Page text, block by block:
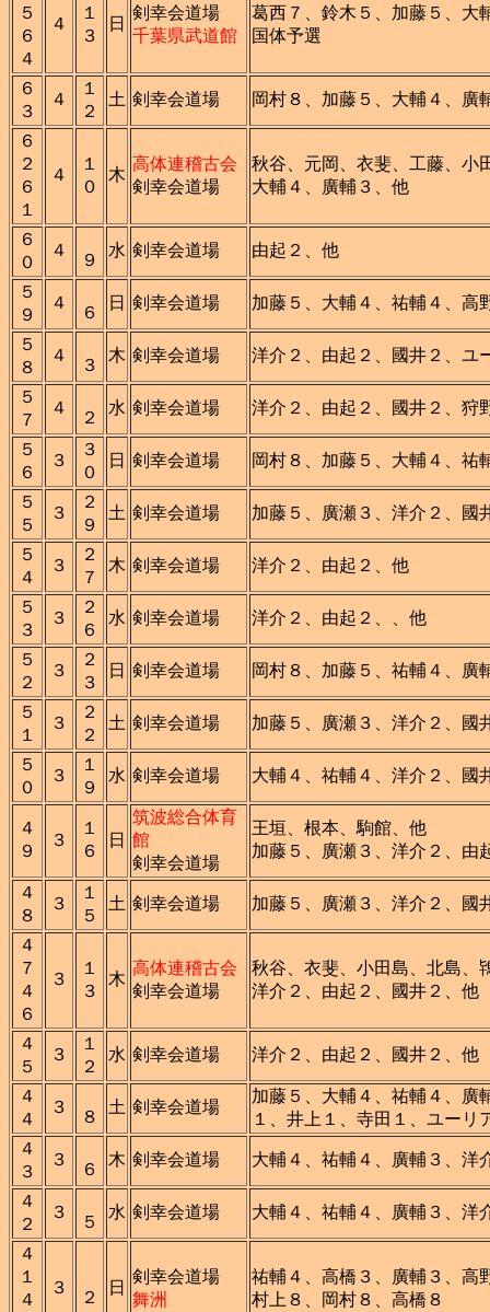
５
６
４
４
１
３
日
剣幸会道場
千葉県武道館
葛西７、鈴木５、加藤５、大
国体予選
６
３
４
１
２
土 剣幸会道場 岡村８、加藤５、大輔４、廣
６
２
６
１
４
１
０
木
高体連稽古会
剣幸会道場
秋谷、元岡、衣斐、工藤、小
大輔４、廣輔３、他
６
０
４
９
水 剣幸会道場 由起２、他
５
９
４
６
日 剣幸会道場 加藤５、大輔４、祐輔４、高
５
８
４
３
木 剣幸会道場 洋介２、由起２、國井２、ユ
５
７
４
２
水 剣幸会道場 洋介２、由起２、國井２、狩
５
６
３
３
０
日 剣幸会道場 岡村８、加藤５、大輔４、祐
５
５
３
２
９
土 剣幸会道場 加藤５、廣瀬３、洋介２、國
５
４
３
２
７
木 剣幸会道場 洋介２、由起２、他
５
３
３
２
６
水 剣幸会道場 洋介２、由起２、、他
５
２
３
２
３
日 剣幸会道場 岡村８、加藤５、祐輔４、廣
５
１
３
２
２
土 剣幸会道場 加藤５、廣瀬３、洋介２、國
５
０
３
１
９
水 剣幸会道場 大輔４、祐輔４、洋介２、國
４
９
３
１
６
日
筑波総合体育
館
剣幸会道場
王垣、根本、駒館、他
加藤５、廣瀬３、洋介２、由
４
８
３
１
５
土 剣幸会道場 加藤５、廣瀬３、洋介２、國
４
７
４
６
３
１
３
木
高体連稽古会
剣幸会道場
秋谷、衣斐、小田島、北島、
洋介２、由起２、國井２、他
４
５
３
１
２
水 剣幸会道場 洋介２、由起２、國井２、他
４
４
３
８
土 剣幸会道場
加藤５、大輔４、祐輔４、廣
１、井上１、寺田１、ユーリ
４
３
３
６
木 剣幸会道場 大輔４、祐輔４、廣輔３、洋
４
２
３
５
水 剣幸会道場 大輔４、祐輔４、廣輔３、洋
４
１
４
３
２
日
剣幸会道場
舞洲
祐輔４、高橋３、廣輔３、高
村上８、岡村８、高橋８